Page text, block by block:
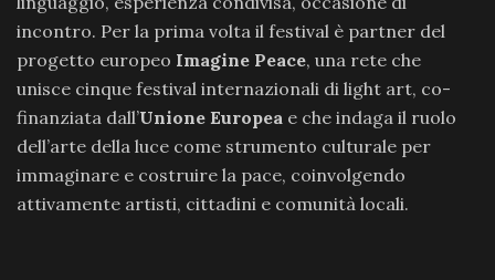
incontro. Per la prima volta il festival è partner del
progetto europeo Imagine Peace, una rete che
unisce cinque festival internazionali di light art, co-
finanziata dall’Unione Europea e che indaga il ruolo
dell’arte della luce come strumento culturale per
immaginare e costruire la pace, coinvolgendo
attivamente artisti, cittadini e comunità locali.